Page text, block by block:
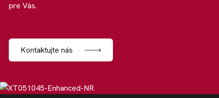
pre Vás.
Kontaktujte nás